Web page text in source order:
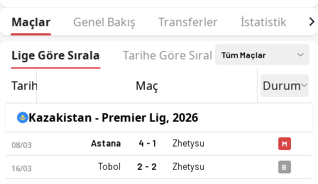
Maçlar Genel Bakış Transferler İstatistik
Lige Göre Sırala Tarihe Göre Sırala Tüm Maçlar
Tarih Maç Durum
Kazakistan - Premier Lig, 2026
08/03 Astana 4 - 1 Zhetysu M
16/03 Tobol 2 - 2 Zhetysu B